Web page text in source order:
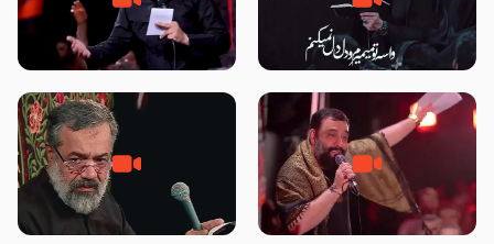
مصداق کربلا – حاج حسین سیب
سرخی
شور ، حسینا! به‌ حق زهرا «أُنْظُرْ
إِلَینا» – عزاداری شب هفتم ماه
جانا جانا ابی عبدالله – کربلایی جواد
مقدم – شب هشتم محرم 1448 –
مادر منم مثل تو خمیدم – حاج
محمود کریمی – شهادت حضرت